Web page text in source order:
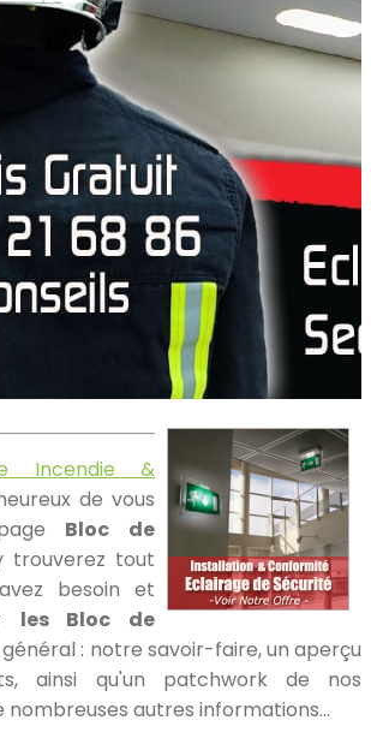
Incendie &
de vous
Bloc de
trouverez tout
besoin et
les Bloc de
: notre savoir-faire, un aperçu
ainsi qu'un patchwork de nos
nombreuses autres informations...